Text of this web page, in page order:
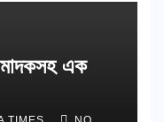
মাদকসহ এক